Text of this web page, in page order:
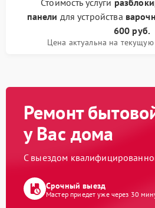
Стоимость услуги
панели для устройства
600 руб.
Цена актуальна на
Ремонт
у Вас дома
С выездом
Срочный выезд
Мастер приедет уже через 30